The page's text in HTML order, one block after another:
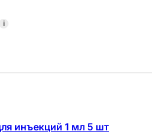
i
инъекций 1 мл 5 шт